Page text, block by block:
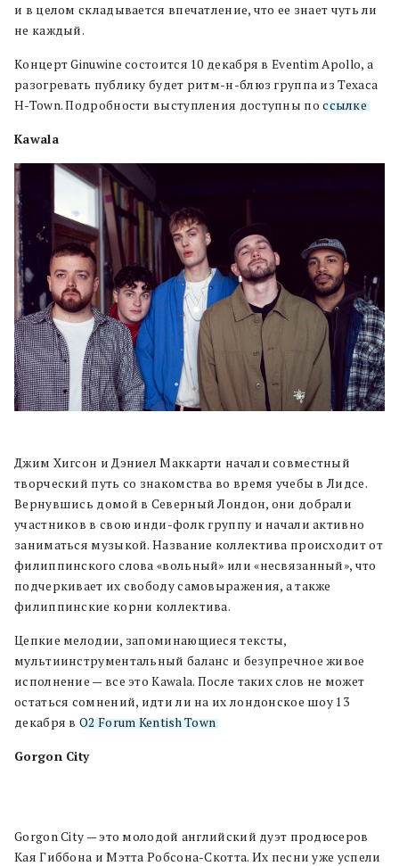
и в целом складывается впечатление, что ее знает чуть ли
не каждый.
Концерт Ginuwine состоится 10 декабря в Eventim Apollo, а
разогревать публику будет ритм-н-блюз группа из Техаса
H-Town. Подробности выступления доступны поссылке.
Kawala
Джим Хигсон и Дэниел Маккарти начали совместный
творческий путь со знакомства во время учебы в Лидсе.
Вернувшись домой в Северный Лондон, они добрали
участников в свою инди-фолк группу и начали активно
заниматься музыкой. Название коллектива происходит от
филиппинского слова «вольный» или «несвязанный», что
подчеркивает их свободу самовыражения, а также
филиппинские корни коллектива.
Цепкие мелодии, запоминающиеся тексты,
мультиинструментальный баланс и безупречное живое
исполнение — все это Kawala. После таких слов не может
остаться сомнений, идти ли на их лондонское шоу 13
декабря в O2 Forum Kentish Town.
Gorgon City
Gorgon City — это молодой английский дуэт продюсеров
Кая Гиббона и Мэтта Робсона-Скотта. Их песни уже успели